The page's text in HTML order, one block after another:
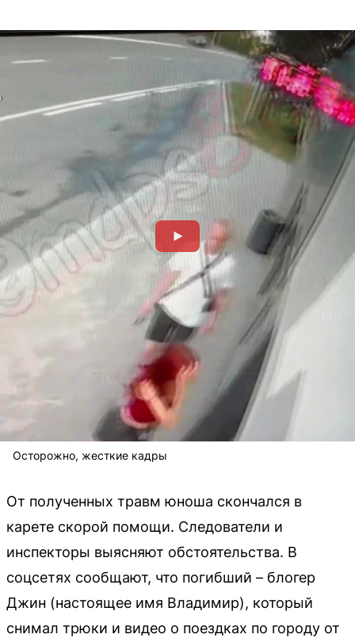
Осторожно, жесткие кадры
От полученных травм юноша скончался в
карете скорой помощи. Следователи и
инспекторы выясняют обстоятельства. В
соцсетях сообщают, что погибший – блогер
Джин (настоящее имя Владимир), который
снимал трюки и видео о поездках по городу от